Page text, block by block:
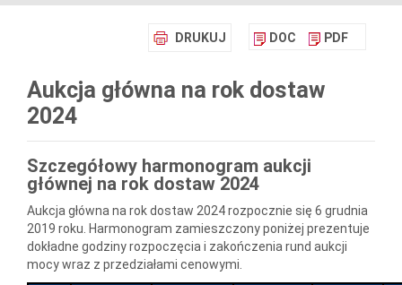
DRUKUJ DOC PDF
Aukcja główna na rok dostaw
2024
Szczegółowy harmonogram aukcji
głównej na rok dostaw 2024
Aukcja główna na rok dostaw 2024 rozpocznie się 6 grudnia
2019 roku. Harmonogram zamieszczony poniżej prezentuje
dokładne godziny rozpoczęcia i zakończenia rund aukcji
mocy wraz z przedziałami cenowymi.